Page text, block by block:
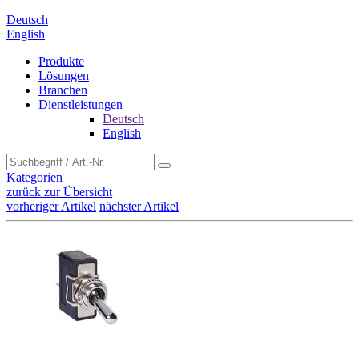
Deutsch
English
Produkte
Lösungen
Branchen
Dienstleistungen
Deutsch
English
Kategorien
zurück zur Übersicht
vorheriger Artikel nächster Artikel